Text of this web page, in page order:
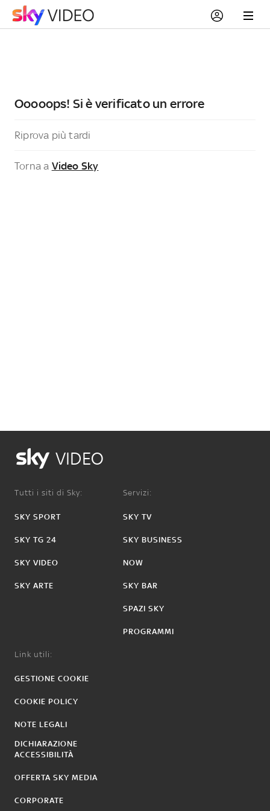
Ooooops! Si è verificato un errore
Riprova più tardi
Torna a Video Sky
VIDEO
Tutti i siti di Sky:
SKY SPORT
SKY TG 24
SKY VIDEO
SKY ARTE
Servizi:
SKY TV
SKY BUSINESS
NOW
SKY BAR
SPAZI SKY
PROGRAMMI
Link utili:
GESTIONE COOKIE
COOKIE POLICY
NOTE LEGALI
DICHIARAZIONE
ACCESSIBILITÀ
OFFERTA SKY MEDIA
CORPORATE